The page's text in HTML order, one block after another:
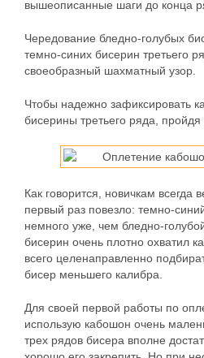
вышеописанные шаги до конца
Чередование бледно-голубых
темно-синих бисерин третьего
своеобразный шахматный узор.
Чтобы надежно зафиксировать
бисерины третьего ряда, пройдя
Как говорится, новичкам всегда
первый раз повезло: темно-
немного уже, чем бледно-
бисерин очень плотно охватил
всего целенаправленно
бисер меньшего калибра.
Для своей первой работы по
использую кабошон очень
трех рядов бисера вполне